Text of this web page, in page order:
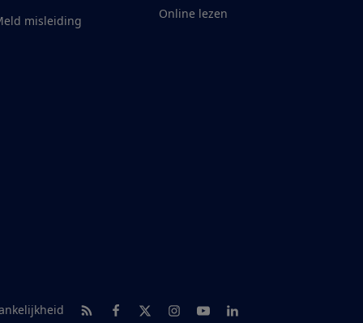
misleiding
Online lezen
RSS-feed nieuws
Facebook
TwitterInstagram
YoutubeLinkedIn